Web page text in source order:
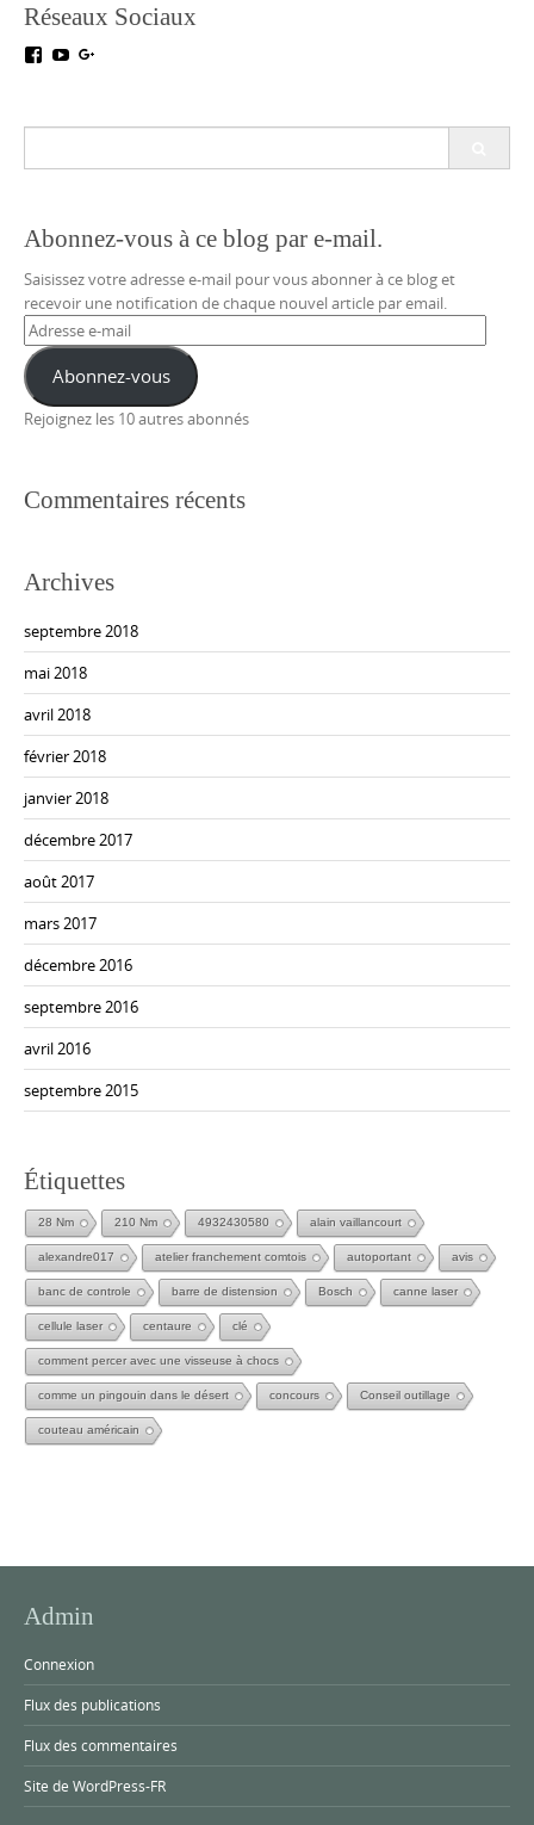
Réseaux Sociaux
Voir
testoutillage
Facebook
Voir
UC5crr0I4Ey688Hu1IMBwWRA
YouTube
+Test-
sur
Abonnez-vous à ce blog par e-mail.
Saisissez votre adresse e-mail pour vous abonner à ce blog et
recevoir une notification de chaque nouvel article par email.
Adresse
e-
mail Abonnez-vous
Rejoignez les 10 autres abonnés
Commentaires récents
Archives
septembre 2018
mai 2018
avril 2018
février 2018
janvier 2018
décembre 2017
août 2017
mars 2017
décembre 2016
septembre 2016
avril 2016
septembre 2015
Étiquettes
28 Nm 210 Nm 4932430580 alain vaillancourt
alexandre017 atelier franchement comtois autoportant avis
banc de controle barre de distension Bosch canne laser
cellule laser centaure clé
comment percer avec une visseuse à chocs
comme un pingouin dans le désert concours Conseil outillage
couteau américain
Admin
Connexion
Flux des publications
Flux des commentaires
Site de WordPress-FR